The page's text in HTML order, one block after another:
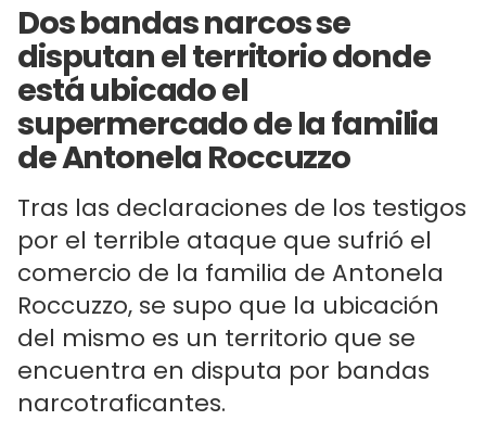
Dos bandas narcos se
disputan el territorio donde
está ubicado el
supermercado de la familia
de Antonela Roccuzzo
Tras las declaraciones de los testigos
por el terrible ataque que sufrió el
comercio de la familia de Antonela
Roccuzzo, se supo que la ubicación
del mismo es un territorio que se
encuentra en disputa por bandas
narcotraficantes.